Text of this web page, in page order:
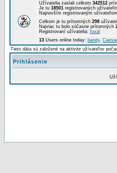
Užívatelia zaslali celkom 342512
Je tu 18501 registrovaných
Najnovším registrovaným
Celkom je tu prítomných 298
Najviac tu bolo súčasne prítomných
Registrovaní užívatelia: foxal
13 Users online today: bandy, Caesar
Tieto dáta sú založené na aktivite užívateľov
Prihlásenie